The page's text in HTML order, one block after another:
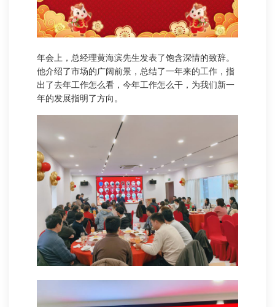
年会上，总经理黄海滨先生发表了饱含深情的致辞。
他介绍了市场的广阔前景，总结了一年来的工作，指
出了去年工作怎么看，今年工作怎么干，为我们新一
年的发展指明了方向。